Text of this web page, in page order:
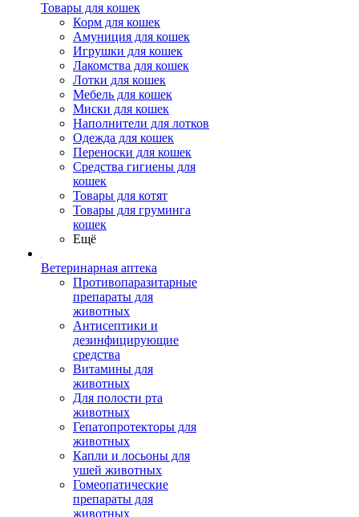
Товары для кошек
Корм для кошек
Амуниция для кошек
Игрушки для кошек
Лакомства для кошек
Лотки для кошек
Мебель для кошек
Миски для кошек
Наполнители для лотков
Одежда для кошек
Переноски для кошек
Средства гигиены для
кошек
Товары для котят
Товары для груминга
кошек
Ещё
Ветеринарная аптека
Противопаразитарные
препараты для
животных
Антисептики и
дезинфицирующие
средства
Витамины для
животных
Для полости рта
животных
Гепатопротекторы для
животных
Капли и лосьоны для
ушей животных
Гомеопатические
препараты для
животных